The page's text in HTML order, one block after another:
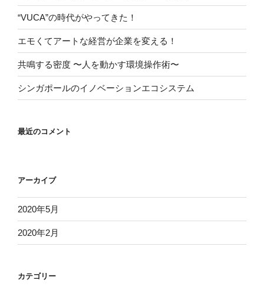
“VUCA”の時代がやってきた！
エモくてアートな経営が企業を変える！
共鳴する密度 〜人を動かす環境操作術〜
シンガポールのイノベーションエコシステム
最近のコメント
アーカイブ
2020年5月
2020年2月
カテゴリー